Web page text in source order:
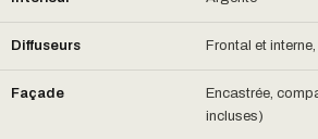
Diffuseurs Frontal et
Façade
Encastrée,
incluses)